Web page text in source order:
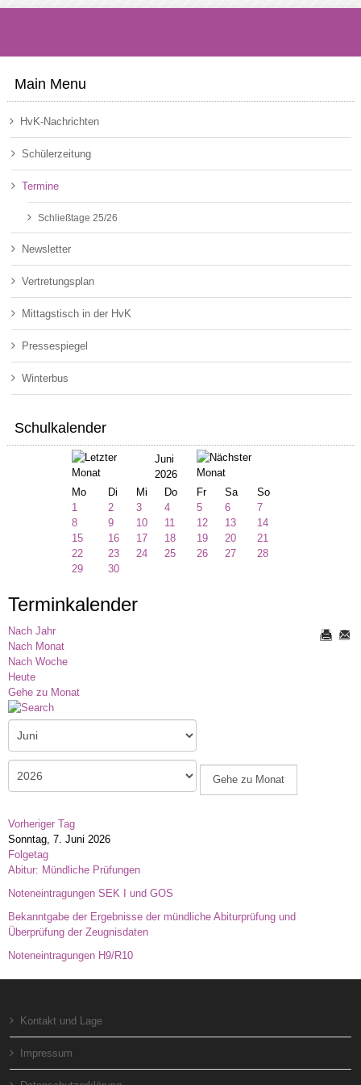
Main Menu
HvK-Nachrichten
Schülerzeitung
Termine
Schließtage 25/26
Newsletter
Vertretungsplan
Mittagstisch in der HvK
Pressespiegel
Winterbus
Schulkalender
Juni
2026
Mo
Di Mi Do Fr Sa
So
1
2 3 4 5 6
7
8
9 10 11 12 13
14
15
16 17 18 19 20
21
22
23 24 25 26 27
28
29
30
Terminkalender
Nach Jahr
Nach Monat
Nach Woche
Heute
Gehe zu Monat
Gehe zu Monat
Vorheriger Tag
Sonntag, 7. Juni 2026
Folgetag
Abitur: Mündliche Prüfungen
Noteneintragungen SEK I und GOS
Bekanntgabe der Ergebnisse der mündliche Abiturprüfung und
Überprüfung der Zeugnisdaten
Noteneintragungen H9/R10
Kontakt und Lage
Impressum